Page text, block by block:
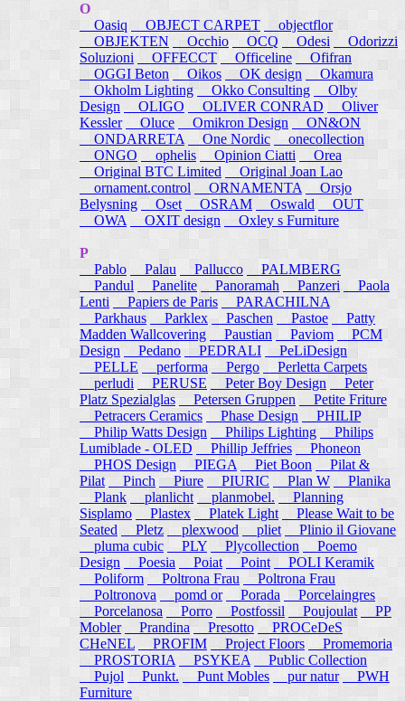
O
Oasiq
OBJECT CARPET
objectflor
OBJEKTEN
Occhio OCQ Odesi
Odorizzi
Soluzioni
OFFECCT Officeline
Ofifran
OGGI Beton
Oikos OK design
Okamura
Okholm Lighting
Okko Consulting
Olby
Design
OLIGO OLIVER CONRAD
Oliver
Kessler
Oluce Omikron Design
ON&ON
ONDARRETA
One Nordic
onecollection
ONGO
ophelis Opinion Ciatti
Orea
Original BTC Limited
Original Joan Lao
ornament.control
ORNAMENTA
Orsjo
Belysning
Oset OSRAM Oswald
OUT
OWA
OXIT design Oxley s Furniture
P
Pablo
Palau Pallucco
PALMBERG
Pandul
Panelite Panoramah Panzeri
Paola
Lenti
Papiers de Paris
PARACHILNA
Parkhaus
Parklex Paschen Pastoe
Patty
Madden Wallcovering
Paustian Paviom
PCM
Design
Pedano PEDRALI
PeLiDesign
PELLE
performa Pergo
Perletta Carpets
perludi
PERUSE Peter Boy Design
Peter
Platz Spezialglas
Petersen Gruppen
Petite Friture
Petracers Ceramics
Phase Design
PHILIP
Philip Watts Design
Philips Lighting
Philips
Lumiblade - OLED
Phillip Jeffries
Phoneon
PHOS Design
PIEGA Piet Boon
Pilat &
Pilat
Pinch Piure PIURIC Plan W
Planika
Plank
planlicht planmobel. Planning
Sisplamo
Plastex Platek Light
Please Wait to be
Seated
Pletz plexwood pliet
Plinio il Giovane
pluma cubic
PLY Plycollection
Poemo
Design
Poesia Poiat Point
POLI Keramik
Poliform
Poltrona Frau
Poltrona Frau
Poltronova
pomd or Porada
Porcelaingres
Porcelanosa
Porro Postfossil Poujoulat
PP
Mobler
Prandina Presotto
PROCeDeS
CHeNEL
PROFIM Project Floors
Promemoria
PROSTORIA
PSYKEA
Public Collection
Pujol
Punkt. Punt Mobles pur natur
PWH
Furniture